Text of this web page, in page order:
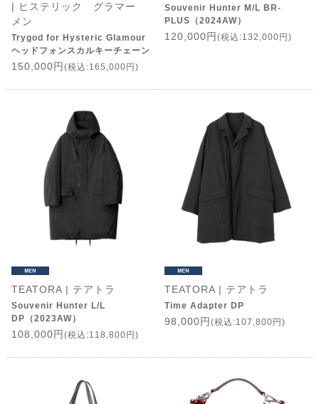
| ヒステリック グラマー
メン
Trygod for Hysteric Glamour
ヘッドフォンスカルキーチェーン
150,000円 (税込:165,000円)
Souvenir Hunter M/L BR-
PLUS（2024AW）
120,000円 (税込:132,000円)
TEATORA | テアトラ
Souvenir Hunter L/L
DP（2023AW）
108,000円 (税込:118,800円)
TEATORA | テアトラ
Time Adapter DP
98,000円 (税込:107,800円)